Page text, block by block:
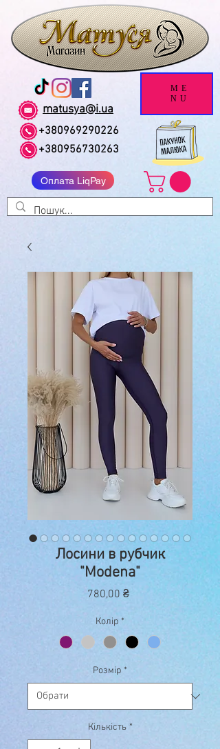
matusya@i.ua
+380969290226
+380956730263
Оплата LiqPay
ME
NU
Лосини в рубчик
"Modena"
780,00 ₴Ціна
Колір *
Розмір *
Кількість *